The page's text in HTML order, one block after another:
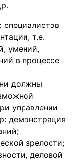
специалистов
т.е.
умений,
в процессе
должны
управлении
демонстрация
зрелости;
деловой